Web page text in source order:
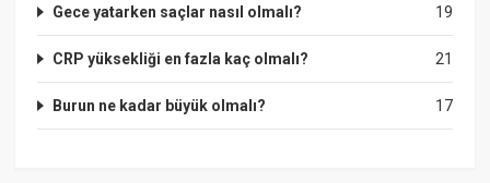
19
Gece yatarken saçlar nasıl olmalı?
21
CRP yüksekliği en fazla kaç olmalı?
17
Burun ne kadar büyük olmalı?